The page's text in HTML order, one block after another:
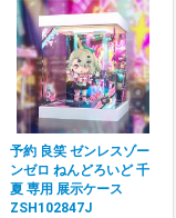
予約 良笑 ゼンレスゾー
ンゼロ ねんどろいど 千
夏 専用 展示ケース
ZSH102847J